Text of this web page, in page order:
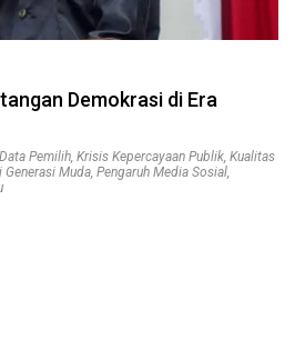
Demokrasi di Era
Pemilih, Krisis Kepercayaan Publik, Kualitas
Generasi Muda, Pengaruh Media Sosial,